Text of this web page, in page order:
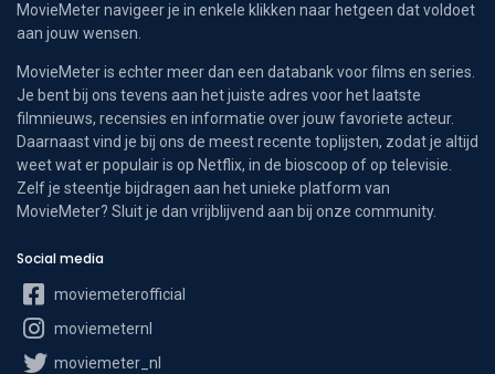
MovieMeter navigeer je in enkele klikken naar hetgeen dat voldoet
aan jouw wensen.
MovieMeter is echter meer dan een databank voor films en series.
Je bent bij ons tevens aan het juiste adres voor het laatste
filmnieuws, recensies en informatie over jouw favoriete acteur.
Daarnaast vind je bij ons de meest recente toplijsten, zodat je altijd
weet wat er populair is op Netflix, in de bioscoop of op televisie.
Zelf je steentje bijdragen aan het unieke platform van
MovieMeter? Sluit je dan vrijblijvend aan bij onze community.
Social media
moviemeterofficial
moviemeternl
moviemeter_nl